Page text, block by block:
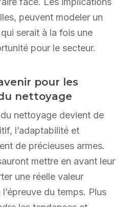
peuvent modeler un
serait à la fois une
pour le secteur.
pour les
nettoyage
du nettoyage devient de
l’adaptabilité et
de précieuses armes.
mettre en avant leur
une réelle valeur
du temps. Plus